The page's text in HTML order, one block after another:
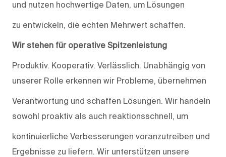
und nutzen hochwertige Daten, um Lösungen
zu entwickeln, die echten Mehrwert schaffen.
Wir stehen für operative Spitzenleistung
Produktiv. Kooperativ. Verlässlich. Unabhängig von
unserer Rolle erkennen wir Probleme, übernehmen
Verantwortung und schaffen Lösungen. Wir handeln
sowohl proaktiv als auch reaktionsschnell, um
kontinuierliche Verbesserungen voranzutreiben und
Ergebnisse zu liefern. Wir unterstützen unsere